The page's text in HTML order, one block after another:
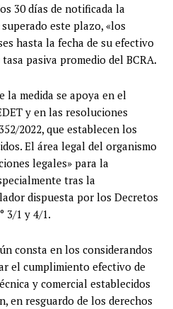
30 días de notificada la
este plazo, «los
hasta la fecha de su efectivo
pasiva promedio del BCRA.
la medida se apoya en el
y en las resoluciones
2022, que establecen los
El área legal del organismo
legales» para la
tras la
dispuesta por los Decretos
3/1 y 4/1.
consta en los considerandos
el cumplimiento efectivo de
y comercial establecidos
en resguardo de los derechos